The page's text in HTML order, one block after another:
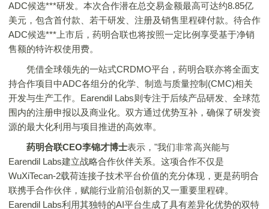
ADC候选***研发。本次合作潜在总交易金额最高可达约8.85亿
美元，包含首付款、若干研发、注册及销售里程碑付款。待合作
ADC候选***上市后，药明合联也将按照一定比例享受基于净销
售额的特许权使用费。
凭借全球领先的一站式CRDMO平台，药明合联亦将全面支
持合作项目中ADC各组分的化学、制造与质量控制(CMC)相关
开发与生产工作。Earendil Labs则专注于后续产品研发、全球范
围内的注册申报以及商业化。双方通过优势互补，确保了研发资
源的最大化利用与项目推进的高效率。
药明合联CEO李锦才博士表示，"我们非常高兴能与
Earendil Labs建立战略合作伙伴关系。这项合作不仅是
WuXiTecan-2载荷连接子技术平台价值的充分体现，更是药明合
联携手合作伙伴，赋能行业前沿创新的又一重要里程碑。
Earendil Labs利用其独特的AI平台生成了具有差异化优势的双特